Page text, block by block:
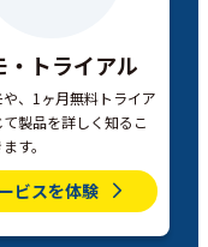
・トライアル
、1ヶ月無料トライア
製品を詳しく知るこ
す。
ビスを体験